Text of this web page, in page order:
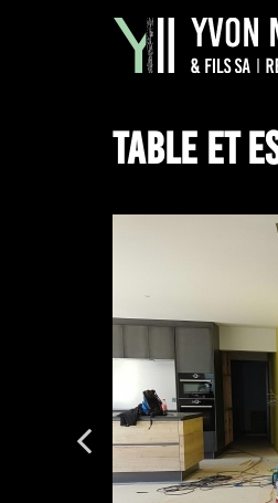
TABLE ET